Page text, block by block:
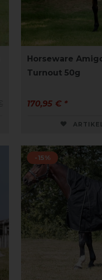
Horseware
Turnout 50g
170,95 € *
-15%